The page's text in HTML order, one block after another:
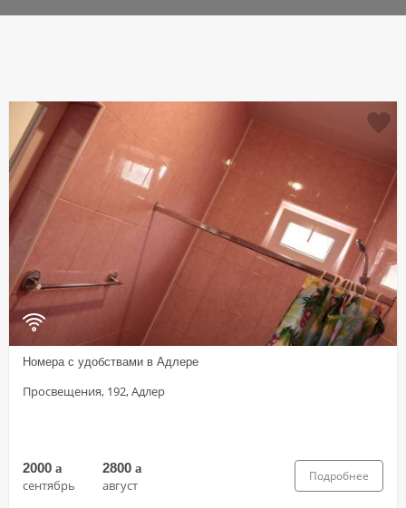
Номера с удобствами в Адлере
Просвещения, 192, Адлер
2000 a
сентябрь
2800 a
август
Подробнее